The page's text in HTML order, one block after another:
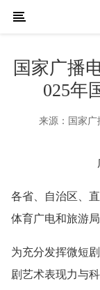
Skip to content
国家广播
025年
来源： 国家
各省、自治区、
体育广电和旅游
为充分发挥微短
剧艺术表现力与